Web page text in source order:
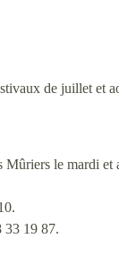
de juillet et
Mûriers le mardi et
33 19 87.